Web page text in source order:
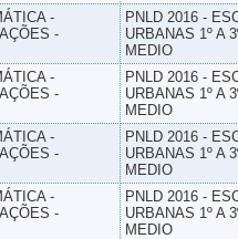
-
-
PNLD 2016 -
URBANAS 1º A
MEDIO
-
-
PNLD 2016 -
URBANAS 1º A
MEDIO
-
-
PNLD 2016 -
URBANAS 1º A
MEDIO
-
-
PNLD 2016 -
URBANAS 1º A
MEDIO